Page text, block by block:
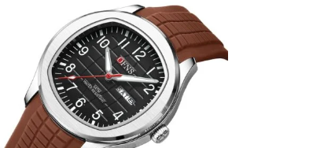
additional plugins.
View More